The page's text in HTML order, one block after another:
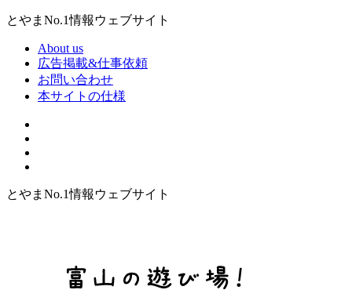
とやまNo.1情報ウェブサイト
About us
広告掲載&仕事依頼
お問い合わせ
本サイトの仕様
とやまNo.1情報ウェブサイト